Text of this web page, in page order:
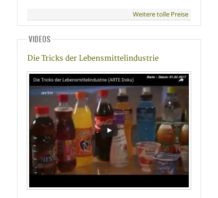
Weitere tolle Preise
VIDEOS
Die Tricks der Lebensmittelindustrie